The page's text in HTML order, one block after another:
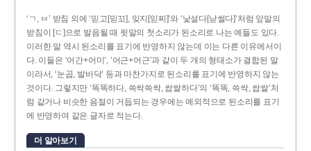
‘ㄱ, ㅂ’ 받침 외에 ‘믿고[믿꼬], 잊지[읻찌]’와 ‘낯설다[낟썰다]’처럼 앞말의
받침이 [ㄷ]으로 발음될 때 뒷말의 첫소리가 된소리로 나는 예들도 있다.
이러한 말 역시 된소리를 표기에 반영하지 않는데 이는 다른 이유에서이
다. 이들은 ‘어간+어미’, ‘어근+어근’과 같이 두 개의 형태소가 결합된 말
이라서, ‘눈곱, 발바닥’ 등과 마찬가지로 된소리를 표기에 반영하지 않는
것이다. 그렇지만 ‘똑똑하다, 쓱싹쓱싹, 쌉쌀하다’의 ‘똑똑, 쓱싹, 쌉쌀’처
럼 같거나 비슷한 음절이 거듭되는 경우에는 예외적으로 된소리를 표기
에 반영하여 같은 글자로 적는다.
더 알아보기